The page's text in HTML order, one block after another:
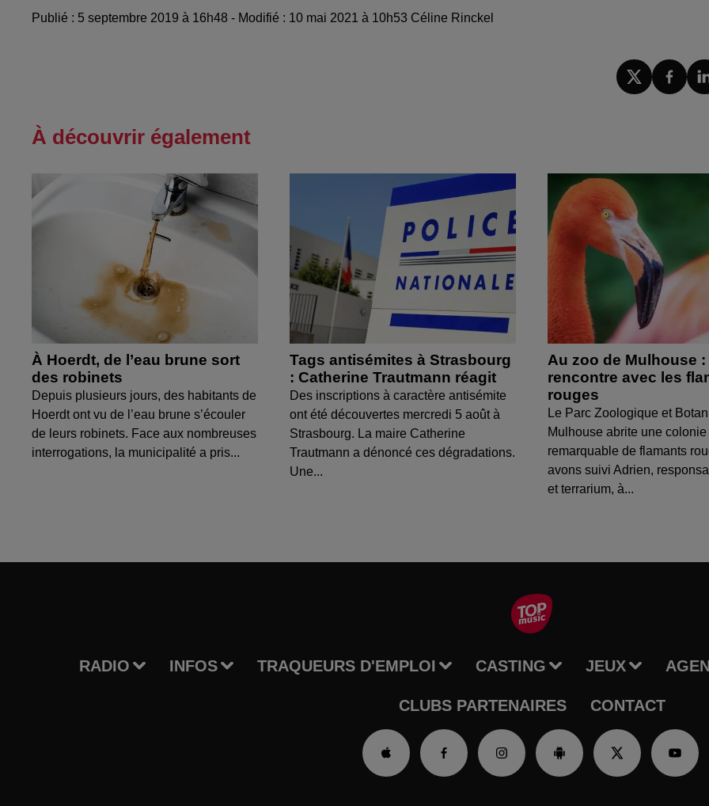
Publié : 5 septembre 2019 à 16h48 - Modifié : 10 mai 2021 à 10h53 Céline Rinckel
À découvrir également
À Hoerdt, de l’eau brune sort
des robinets
Depuis plusieurs jours, des habitants de
Hoerdt ont vu de l’eau brune s’écouler
de leurs robinets. Face aux nombreuses
interrogations, la municipalité a pris...
Tags antisémites à Strasbourg
: Catherine Trautmann réagit
Des inscriptions à caractère antisémite
ont été découvertes mercredi 5 août à
Strasbourg. La maire Catherine
Trautmann a dénoncé ces dégradations.
Une...
Au zoo de Mulhouse :
rencontre avec les
rouges
Le Parc Zoologique et
Mulhouse abrite une colonie
remarquable de flamants
avons suivi Adrien,
et terrarium, à...
RADIO INFOS TRAQUEURS D'EMPLOI CASTING JEUX
CLUBS PARTENAIRES CONTACT